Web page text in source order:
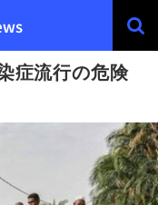
症流行の危険